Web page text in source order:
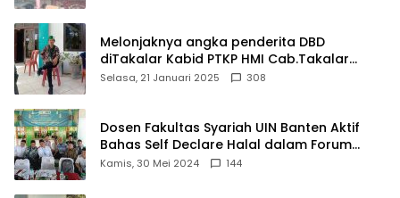
Melonjaknya angka penderita DBD
diTakalar Kabid PTKP HMI Cab.Takalar
angkat bicara
Selasa, 21 Januari 2025 308
Dosen Fakultas Syariah UIN Banten Aktif
Bahas Self Declare Halal dalam Forum
Ijtima Ulama MUI
Kamis, 30 Mei 2024 144